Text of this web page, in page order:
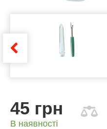
45 грн
В наявності